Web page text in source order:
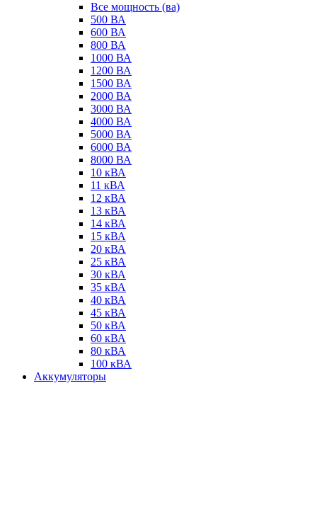
Все мощность (ва)
500 ВА
600 ВА
800 ВА
1000 ВА
1200 ВА
1500 ВА
2000 ВА
3000 ВА
4000 ВА
5000 ВА
6000 ВА
8000 ВА
10 кВА
11 кВА
12 кВА
13 кВА
14 кВА
15 кВА
20 кВА
25 кВА
30 кВА
35 кВА
40 кВА
45 кВА
50 кВА
60 кВА
80 кВА
100 кВА
Аккумуляторы